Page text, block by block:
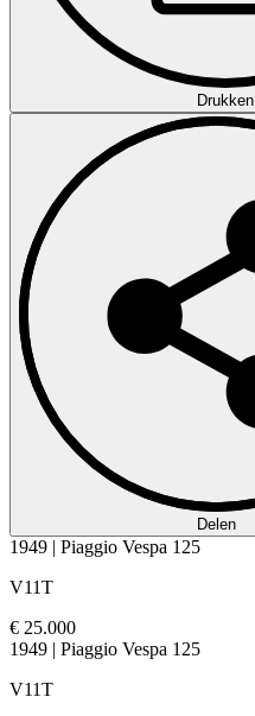
Drukken
Delen
1949 | Piaggio Vespa 125
V11T
€ 25.000
1949 | Piaggio Vespa 125
V11T